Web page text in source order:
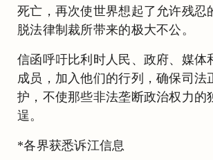
死亡，再次使世界想起了允许残忍
脱法律制裁所带来的极大不公。
信函呼吁比利时人民、政府、媒体
成员，加入他们的行列，确保司法
护，不使那些非法垄断政治权力的
逞。
*各界获悉诉江信息